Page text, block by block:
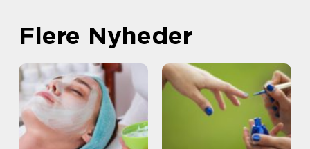
Flere Nyheder